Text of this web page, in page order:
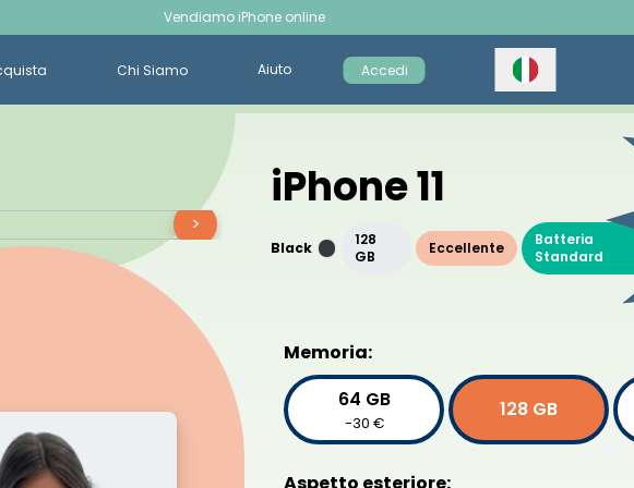
Vendiamo iPhone online
Chi Siamo Aiuto Accedi
>
iPhone 11
Black
128
GB
Eccellente
Batteria
Standard
Memoria:
64 GB
-30 €
128 GB